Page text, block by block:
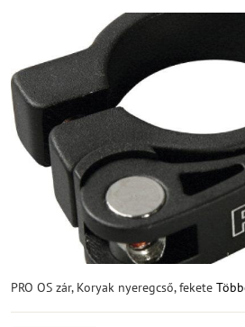
PRO OS zár, Koryak nyeregcső, fekete